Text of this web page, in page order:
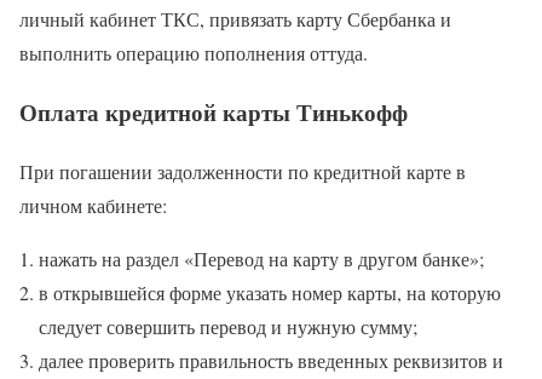
личный кабинет ТКС, привязать карту Сбербанка и
выполнить операцию пополнения оттуда.
Оплата кредитной карты Тинькофф
При погашении задолженности по кредитной карте в
личном кабинете:
нажать на раздел «Перевод на карту в другом банке»;
в открывшейся форме указать номер карты, на которую
следует совершить перевод и нужную сумму;
далее проверить правильность введенных реквизитов и